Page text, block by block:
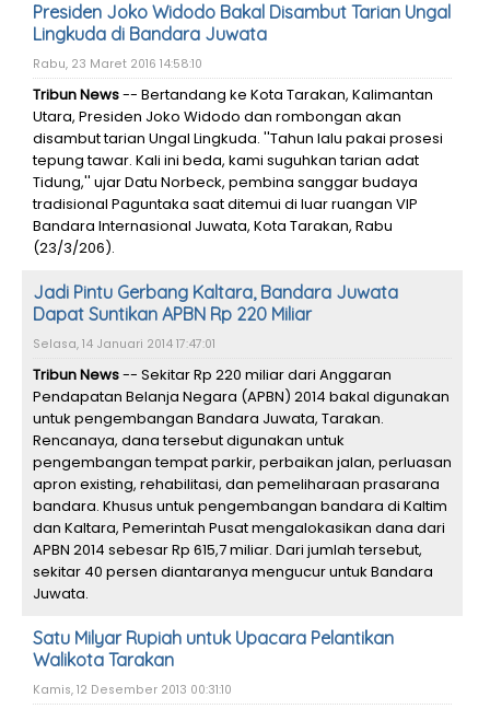
Presiden Joko Widodo Bakal Disambut Tarian Ungal
Lingkuda di Bandara Juwata
Rabu, 23 Maret 2016 14:58:10
Tribun News-- Bertandang ke Kota Tarakan, Kalimantan
Utara, Presiden Joko Widodo dan rombongan akan
disambut tarian Ungal Lingkuda. ''Tahun lalu pakai prosesi
tepung tawar. Kali ini beda, kami suguhkan tarian adat
Tidung,'' ujar Datu Norbeck, pembina sanggar budaya
tradisional Paguntaka saat ditemui di luar ruangan VIP
Bandara Internasional Juwata, Kota Tarakan, Rabu
(23/3/206).
Jadi Pintu Gerbang Kaltara, Bandara Juwata
Dapat Suntikan APBN Rp 220 Miliar
Selasa, 14 Januari 2014 17:47:01
Tribun News-- Sekitar Rp 220 miliar dari Anggaran
Pendapatan Belanja Negara (APBN) 2014 bakal digunakan
untuk pengembangan Bandara Juwata, Tarakan.
Rencanaya, dana tersebut digunakan untuk
pengembangan tempat parkir, perbaikan jalan, perluasan
apron existing, rehabilitasi, dan pemeliharaan prasarana
bandara. Khusus untuk pengembangan bandara di Kaltim
dan Kaltara, Pemerintah Pusat mengalokasikan dana dari
APBN 2014 sebesar Rp 615,7 miliar. Dari jumlah tersebut,
sekitar 40 persen diantaranya mengucur untuk Bandara
Juwata.
Satu Milyar Rupiah untuk Upacara Pelantikan
Walikota Tarakan
Kamis, 12 Desember 2013 00:31:10